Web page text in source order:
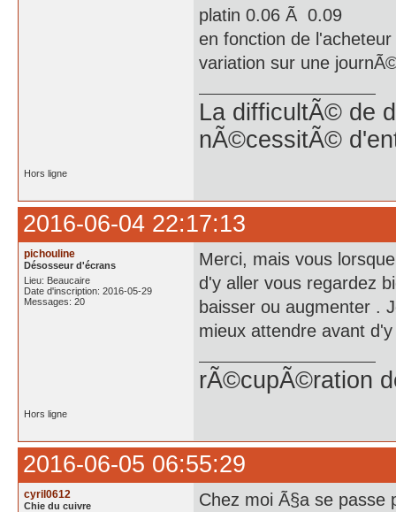
platin 0.06 Ã 0.09
en fonction de
variation sur une
La difficultÃ© de
nÃ©cessitÃ©
Hors ligne
2016-06-04 22:17:13
pichouline
Désosseur d'écrans
Lieu: Beaucaire
Date d'inscription: 2016-05-29
Messages: 20
Merci, mais vous
d'y aller vous regardez
baisser ou augmenter .
mieux attendre avant
rÃ©cupÃ©ration
Hors ligne
2016-06-05 06:55:29
cyril0612
Chie du cuivre
Chez moi Ã§a se passe